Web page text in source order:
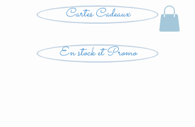
Cartes Cadeaux
En stock et Promo